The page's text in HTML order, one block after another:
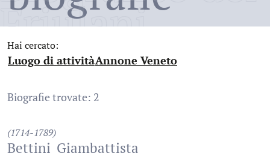
Friulani
Hai cercato:
Luogo di attività
:Annone Veneto
Biografie trovate: 2
(1714-1789)
Bettini Giambattista